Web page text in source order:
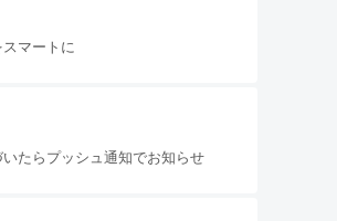
マートに
たらプッシュ通知でお知らせ